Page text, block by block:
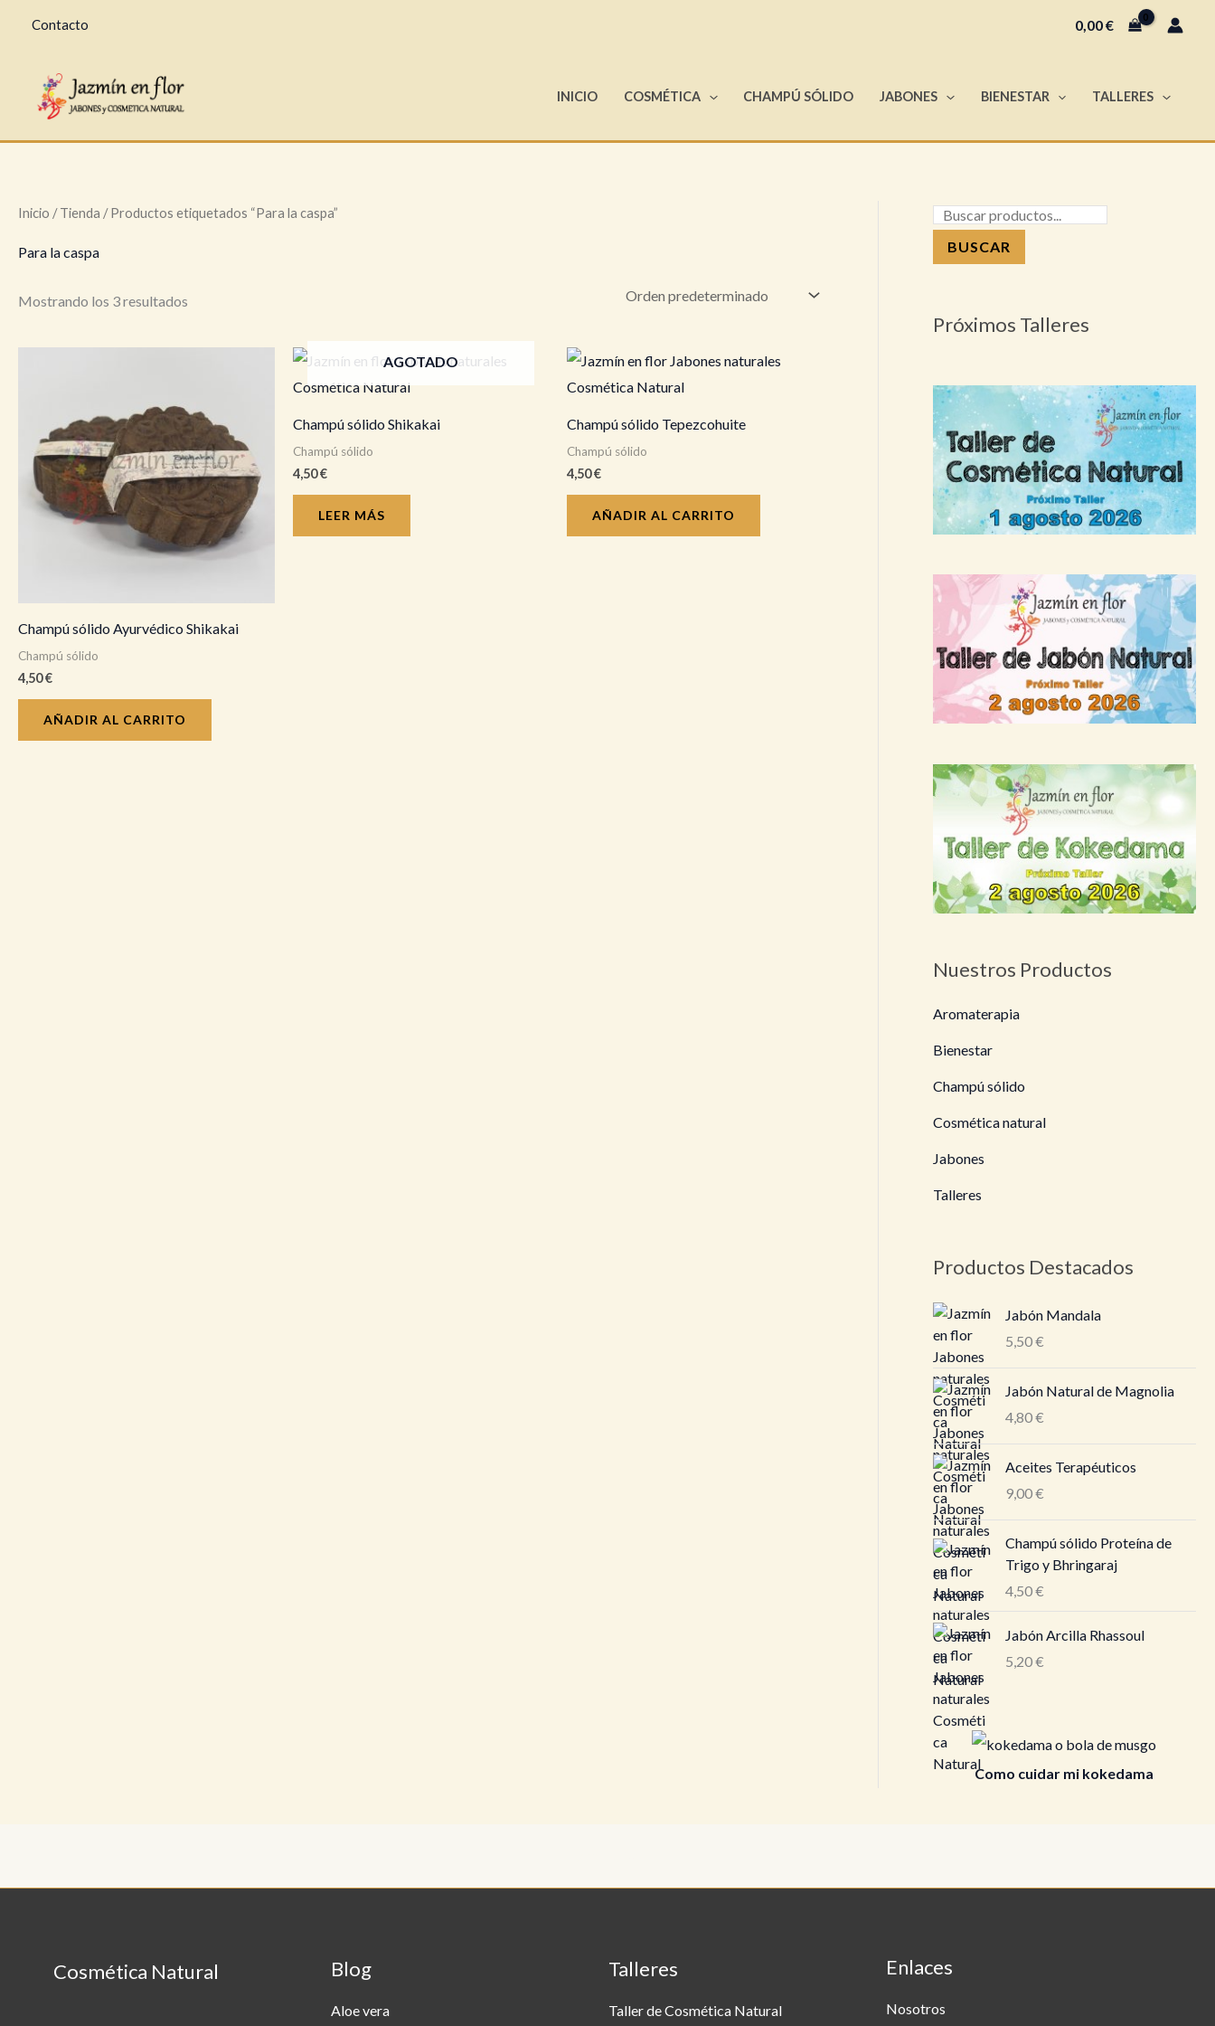
Contacto 0,00€
INICIO COSMÉTICA CHAMPÚ SÓLIDO JABONES BIENESTAR TALLERES
Inicio /Tienda / Productos etiquetados “Para la caspa”
Para la caspa
Mostrando los 3 resultados
Champú sólido Ayurvédico Shikakai
Champú sólido
4,50€
AÑADIR AL CARRITO
AGOTADO
Champú sólido Shikakai
Champú sólido
4,50€
LEER MÁS
Champú sólido Tepezcohuite
Champú sólido
4,50€
AÑADIR AL CARRITO
c
BUSCAR
Próximos Talleres
Nuestros Productos
Aromaterapia
Bienestar
Champú sólido
Cosmética natural
Jabones
Talleres
Productos Destacados
Jabón Mandala
5,50€
Jabón Natural de Magnolia
4,80€
Aceites Terapéuticos
9,00€
Champú sólido Proteína de
Trigo y Bhringaraj
4,50€
Jabón Arcilla Rhassoul
5,20€
Como cuidar mi kokedama
Cosmética Natural Blog
Aloe vera
Talleres
Taller de Cosmética Natural
Enlaces
Nosotros